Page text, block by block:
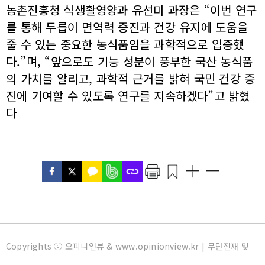
농촌진흥청 식생활영양과 유선미 과장은 “이번 연구
를 통해 두릅이 면역력 증진과 건강 유지에 도움을
줄 수 있는 중요한 농식품임을 과학적으로 입증했
다.”며, “앞으로도 기능 성분이 풍부한 국산 농식품
의 가치를 알리고, 과학적 근거를 밝혀 국민 건강 증
진에 기여할 수 있도록 연구를 지속하겠다”고 밝혔
다
Copyrights ⓒ 오피니언뷰 & www.opinionview.kr | 무단전재 및